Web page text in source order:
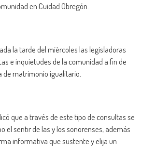
en Cuidad Obregón.
la tarde del miércoles las legisladoras
e inquietudes de la comunidad a fin de
de matrimonio igualitario.
que a través de este tipo de consultas se
el sentir de las y los sonorenses, además
informativa que sustente y elija un